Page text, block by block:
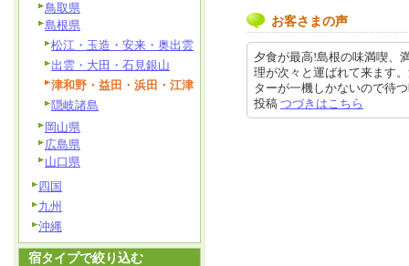
お客さまの声
夕食が最高!島根の味満喫、
理が次々と運ばれて来ます
ターが一機しかないので待
投稿 つづきはこちら
鳥取県
島根県
松江・玉造・安来・奥出雲
出雲・大田・石見銀山
津和野・益田・浜田・江津
隠岐諸島
岡山県
広島県
山口県
四国
九州
沖縄
宿タイプで絞り込む